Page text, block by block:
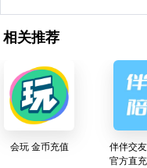
相关推荐
会玩 金币充值
伴伴交
官方直